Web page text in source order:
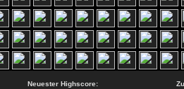
Neuester Highscore: